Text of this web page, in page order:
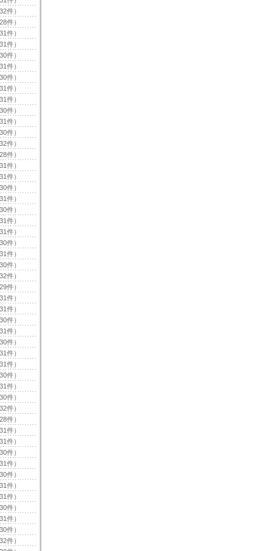
32件）
28件）
31件）
31件）
30件）
31件）
30件）
31件）
31件）
30件）
31件）
30件）
32件）
28件）
31件）
31件）
30件）
31件）
30件）
31件）
31件）
30件）
31件）
30件）
32件）
29件）
31件）
31件）
30件）
31件）
30件）
31件）
31件）
30件）
31件）
30件）
32件）
28件）
31件）
31件）
30件）
31件）
30件）
31件）
31件）
30件）
31件）
30件）
32件）